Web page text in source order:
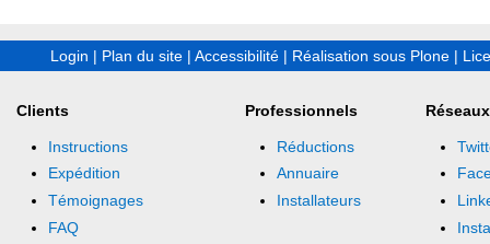
Login | Plan du site| Accessibilité| Réalisation sous Plone|
Clients
Instructions
Expédition
Témoignages
FAQ
Professionnels
Réductions
Annuaire
Installateurs
Réseaux